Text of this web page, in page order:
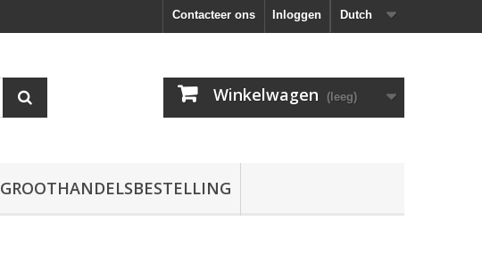
Dutch
Inloggen
Contacteer ons
Winkelwagen (leeg)
GROOTHANDELSBESTELLING